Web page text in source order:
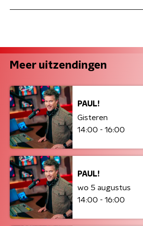
Meer uitzendingen
PAUL!
Gisteren
14:00 - 16:00
PAUL!
wo 5 augustus
14:00 - 16:00